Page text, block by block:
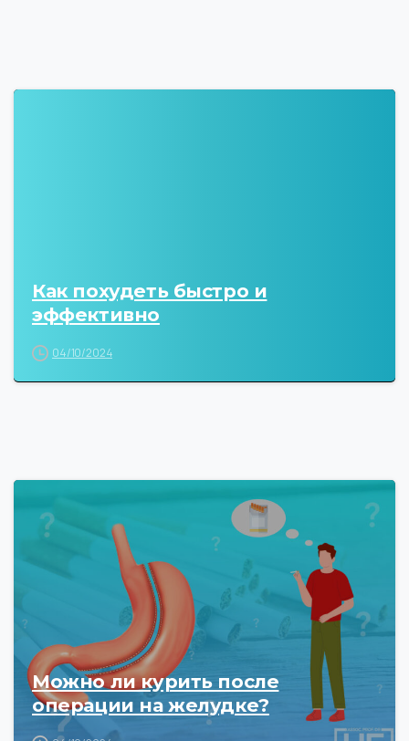
Как похудеть быстро и
эффективно
04/10/2024
Можно ли курить после
операции на желудке?